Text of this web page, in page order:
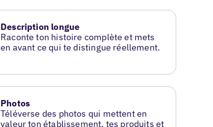
Description longue
Raconte ton histoire complète et mets
en avant ce qui te distingue réellement.
Photos
Téléverse des photos qui mettent en
valeur ton établissement, tes produits et